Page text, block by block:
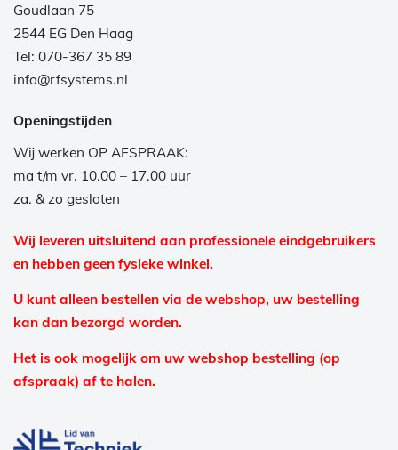
Goudlaan 75
2544 EG Den Haag
Tel: 070-367 35 89
info@rfsystems.nl
Openingstijden
Wij werken OP AFSPRAAK:
ma t/m vr. 10.00 – 17.00 uur
za. & zo gesloten
Wij leveren uitsluitend aan professionele eindgebruikers
en hebben geen fysieke winkel.
U kunt alleen bestellen via de webshop, uw bestelling
kan dan bezorgd worden.
Het is ook mogelijk om uw webshop bestelling (op
afspraak) af te halen.